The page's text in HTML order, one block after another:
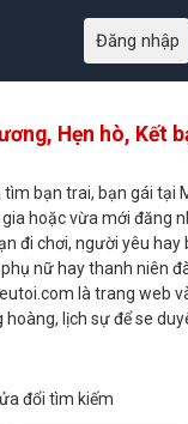
Đăng nhập
Hẹn hò, Kết
tìm bạn trai, bạn gái tại
hoặc vừa mới đăng
đi chơi, người yêu hay
nữ hay thanh niên
là trang web
hoàng, lịch sự để se
đổi tìm kiếm